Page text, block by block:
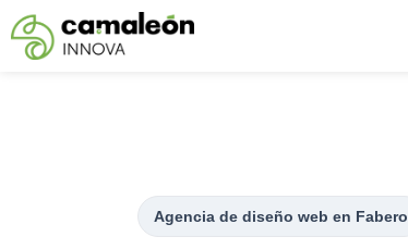
Saltar
Agencia de diseño web en Fabero